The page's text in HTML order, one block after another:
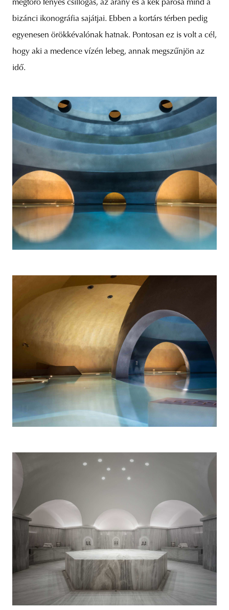
megtörő fényes csillogás, az arany és a kék párosa mind a
bizánci ikonográfia sajátjai. Ebben a kortárs térben pedig
egyenesen örökkévalónak hatnak. Pontosan ez is volt a cél,
hogy aki a medence vízén lebeg, annak megszűnjön az
idő.